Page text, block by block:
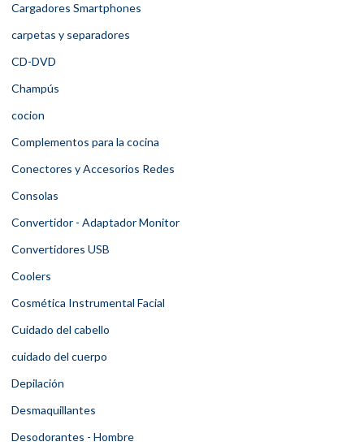
Cargadores Smartphones
carpetas y separadores
CD-DVD
Champús
cocion
Complementos para la cocina
Conectores y Accesorios Redes
Consolas
Convertidor - Adaptador Monitor
Convertidores USB
Coolers
Cosmética Instrumental Facial
Cuidado del cabello
cuidado del cuerpo
Depilación
Desmaquillantes
Desodorantes - Hombre